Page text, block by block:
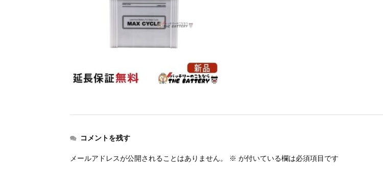
コメントを残す
メールアドレスが公開されることはありません。 ※ が付いている欄は必須項目です